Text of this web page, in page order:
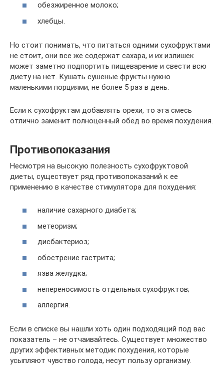
обезжиренное молоко;
хлебцы.
Но стоит понимать, что питаться одними сухофруктами
не стоит, они все же содержат сахара, и их излишек
может заметно подпортить пищеварение и свести всю
диету на нет. Кушать сушеные фрукты нужно
маленькими порциями, не более 5 раз в день.
Если к сухофруктам добавлять орехи, то эта смесь
отлично заменит полноценный обед во время похудения.
Противопоказания
Несмотря на высокую полезность сухофруктовой
диеты, существует ряд противопоказаний к ее
применению в качестве стимулятора для похудения:
наличие сахарного диабета;
метеоризм;
дисбактериоз;
обострение гастрита;
язва желудка;
непереносимость отдельных сухофруктов;
аллергия.
Если в списке вы нашли хоть один подходящий под вас
показатель – не отчаивайтесь. Существует множество
других эффективных методик похудения, которые
усыпляют чувство голода, несут пользу организму.